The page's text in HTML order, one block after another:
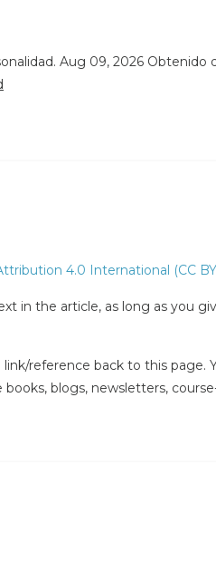
Aug 09, 2026 Obtenido
4.0 International (CC
in the article, as long as you
reference back to this page.
blogs, newsletters,